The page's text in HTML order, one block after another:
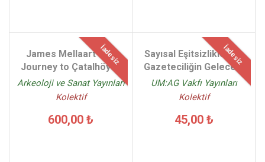
İadesiz
James Mellaart The
Journey to Çatalhöyük
Arkeoloji ve Sanat Yayınları
Kolektif
600,00 ₺
İadesiz
Sayısal Eşitsizlikler ve
Gazeteciliğin Geleceği
UM:AG Vakfı Yayınları
Kolektif
45,00 ₺